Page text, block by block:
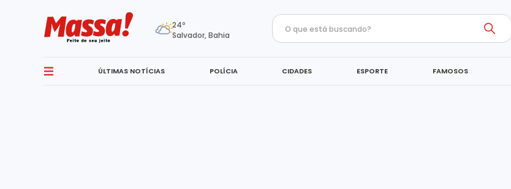
24º
Salvador, Bahia
ÚLTIMAS NOTÍCIAS POLÍCIA CIDADES ESPORTE FAMOSOS